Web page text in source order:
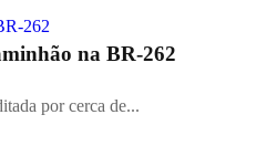
na BR-262
por cerca de...